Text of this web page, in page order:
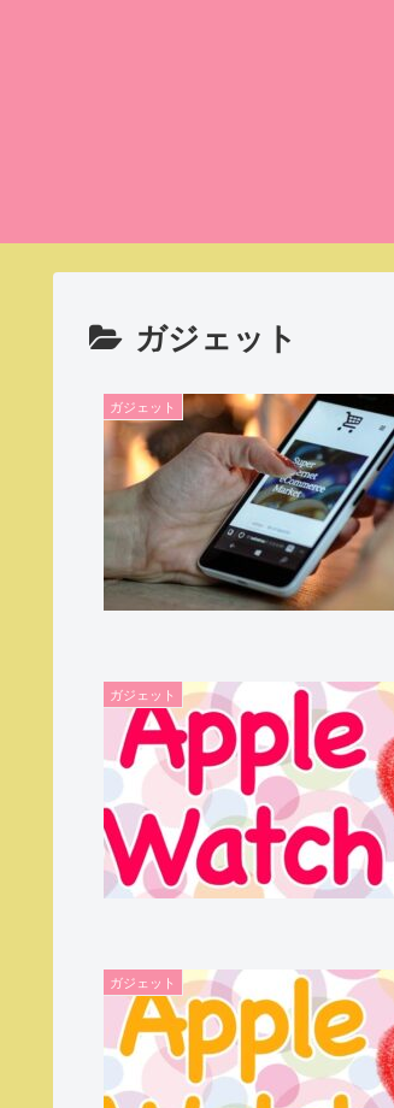
ガジェット
ガジェット
ガジェット
ガジェット